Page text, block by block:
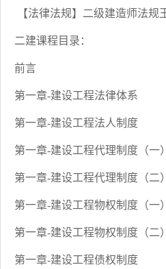
【法律法规】二级建造师法规
二建课程目录：
前言
第一章-建设工程法律体系
第一章-建设工程法人制度
第一章-建设工程代理制度（一）
第一章-建设工程代理制度（二）
第一章-建设工程物权制度（一）
第一章-建设工程物权制度（二）
第一章-建设工程债权制度